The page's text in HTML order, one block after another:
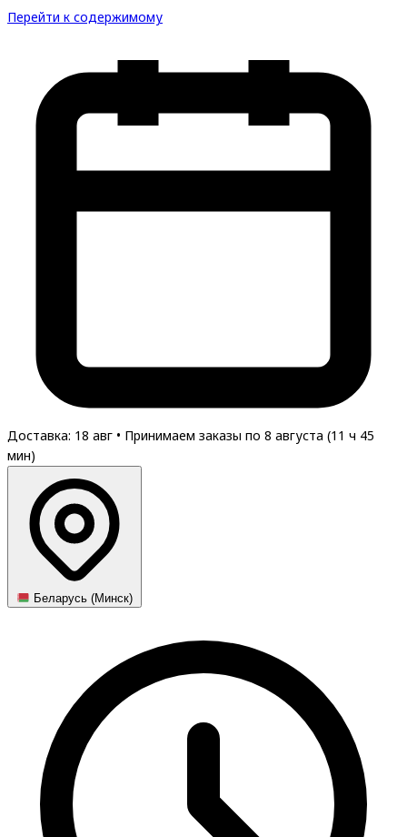
Перейти к содержимому
Доставка: 18 авг • Принимаем заказы по 8 августа (11 ч 45
мин)
Беларусь (Минск)